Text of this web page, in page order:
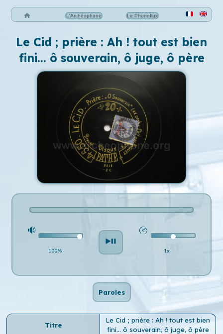
L'Archéophone Le Phonoflux
Le Cid ; prière : Ah ! tout est bien
fini... ô souverain, ô juge, ô père
100% 1x
Paroles
Titre
Le Cid ; prière : Ah ! tout est bien
fini... ô souverain, ô juge, ô père